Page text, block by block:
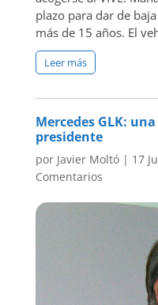
plazo para dar de
más de 15 años. El
Leer más
Mercedes GLK:
presidente
por Javier Moltó| 17
Comentarios